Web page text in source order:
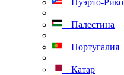
Пуэрто-Рико
Палестина
Португалия
Катар